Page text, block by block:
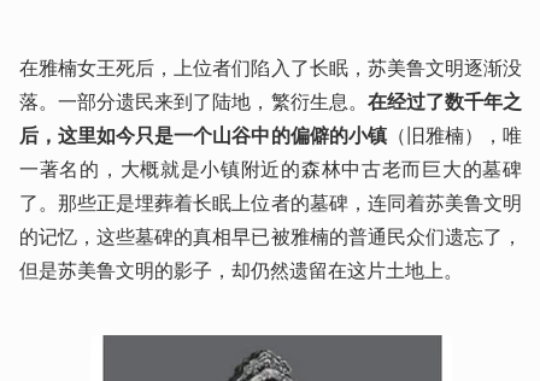
在雅楠女王死后，上位者们陷入了长眠，苏美鲁文明逐渐没
落。一部分遗民来到了陆地，繁衍生息。 在经过了数千年之
后，这里如今只是一个山谷中的偏僻的小镇（旧雅楠），唯
一著名的，大概就是小镇附近的森林中古老而巨大的墓碑
了。那些正是埋葬着长眠上位者的墓碑，连同着苏美鲁文明
的记忆，这些墓碑的真相早已被雅楠的普通民众们遗忘了，
但是苏美鲁文明的影子，却仍然遗留在这片土地上。